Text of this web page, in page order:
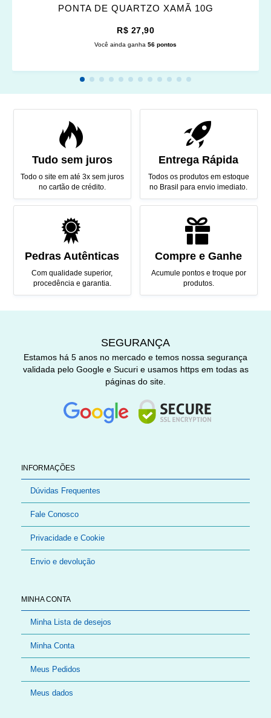
PONTA DE QUARTZO XAMÃ 10G
R$ 27,90
Você ainda ganha 56 pontos
Tudo sem juros
Todo o site em até 3x sem juros
no cartão de crédito.
Entrega Rápida
Todos os produtos em estoque
no Brasil para envio imediato.
Pedras Autênticas
Com qualidade superior,
procedência e garantia.
Compre e Ganhe
Acumule pontos e troque por
produtos.
INFORMAÇÕES
Dúvidas Frequentes
Fale Conosco
Privacidade e Cookie
Envio e devolução
MINHA CONTA
Minha Lista de desejos
Minha Conta
Meus Pedidos
Meus dados
SEGURANÇA
Estamos há 5 anos no mercado e temos nossa segurança
validada pelo Google e Sucuri e usamos https em todas as
páginas do site.